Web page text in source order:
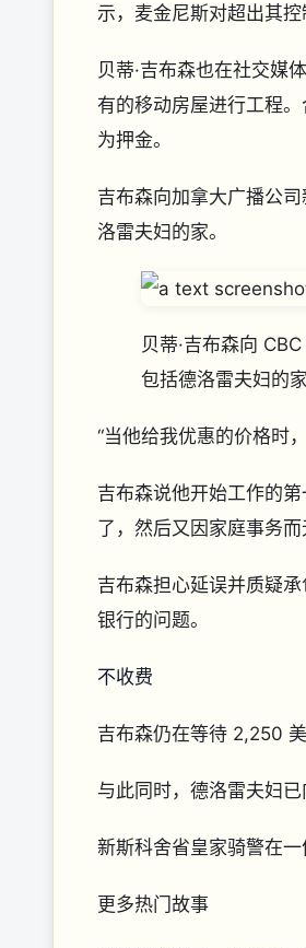
示，麦金尼斯对超出其
贝蒂·吉布森也在社交媒
有的移动房屋进行工程
为押金。
吉布森向加拿大广播公
洛雷夫妇的家。
贝蒂·吉布森向
包括德洛雷夫妇的家
“当他给我优惠的价格时
吉布森说他开始工作的
了，然后又因家庭事务而
吉布森担心延误并质疑
银行的问题。
不收费
吉布森仍在等待 2,250
与此同时，德洛雷夫妇
新斯科舍省皇家骑警在
更多热门故事